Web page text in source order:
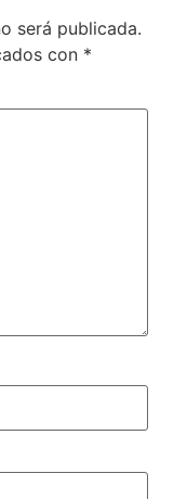
será publicada.
con *